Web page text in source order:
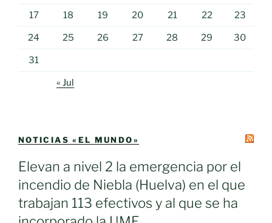
17 18 19 20 21 22 23
24 25 26 27 28 29 30
31
« Jul
NOTICIAS «EL MUNDO»
Elevan a nivel 2 la emergencia por el
incendio de Niebla (Huelva) en el que
trabajan 113 efectivos y al que se ha